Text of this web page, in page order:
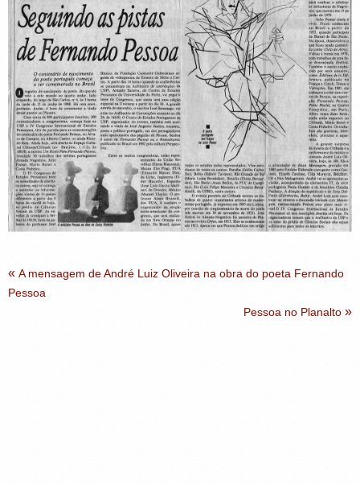
« A mensagem de André Luiz Oliveira na obra do poeta Fernando
Pessoa
Pessoa no Planalto »